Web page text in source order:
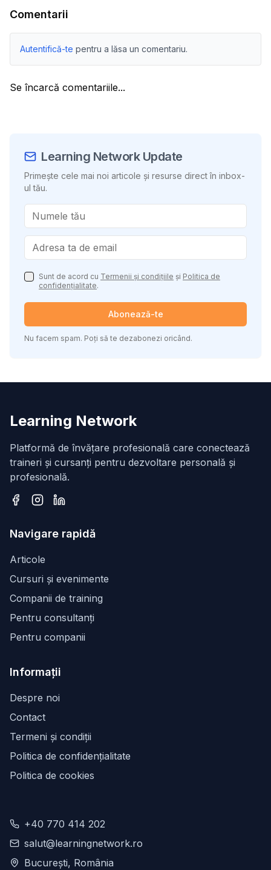
Comentarii
Autentifică-te pentru a lăsa un comentariu.
Se încarcă comentariile...
Learning Network Update
Primește cele mai noi articole și resurse direct în inbox-
ul tău.
Sunt de acord cu Termenii și condițiile și Politica de
confidențialitate.
Abonează-te
Nu facem spam. Poți să te dezabonezi oricând.
Learning Network
Platformă de învățare profesională care conectează
traineri și cursanți pentru dezvoltare personală și
profesională.
Navigare rapidă
Articole
Cursuri și evenimente
Companii de training
Pentru consultanți
Pentru companii
Informații
Despre noi
Contact
Termeni și condiții
Politica de confidențialitate
Politica de cookies
+40 770 414 202
salut@learningnetwork.ro
București, România